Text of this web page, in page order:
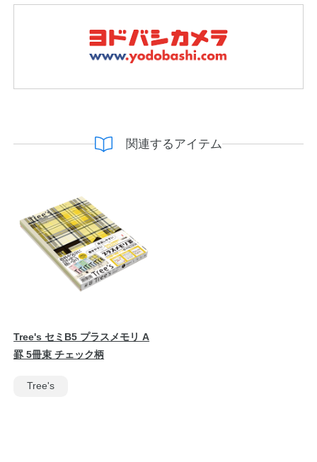
関連するアイテム
Tree's セミB5 プラスメモリ A
罫 5冊束 チェック柄
Tree's